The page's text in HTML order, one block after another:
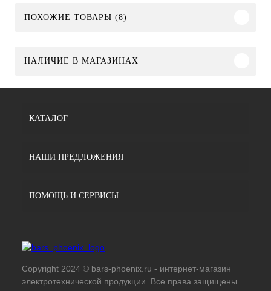
ПОХОЖИЕ ТОВАРЫ (8)
НАЛИЧИЕ В МАГАЗИНАХ
КАТАЛОГ
НАШИ ПРЕДЛОЖЕНИЯ
ПОМОЩЬ И СЕРВИСЫ
Copyright 2024 © bars-phoenix.ru - интернет-магазин
электротехнической продукции. Все права защищены.